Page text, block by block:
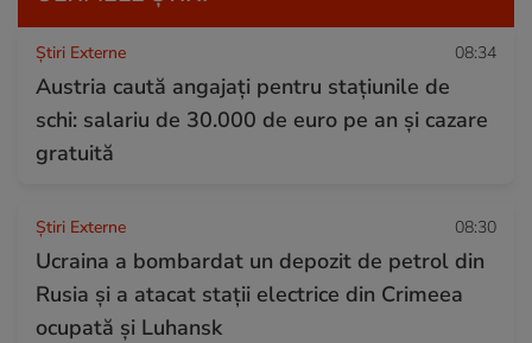
Știri Externe 08:34
Austria caută angajați pentru stațiunile de
schi: salariu de 30.000 de euro pe an și cazare
gratuită
Știri Externe 08:30
Ucraina a bombardat un depozit de petrol din
Rusia și a atacat stații electrice din Crimeea
ocupată și Luhansk